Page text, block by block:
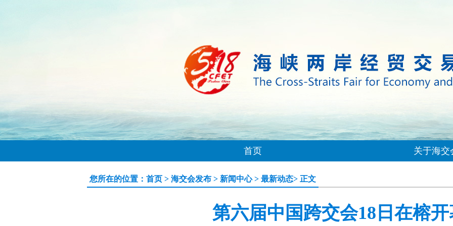
首页 关于海交
您所在的位置： 首页 > 海交会发布 > 新闻中心> 最新动态> 正文
第六届中国跨交会18日在榕